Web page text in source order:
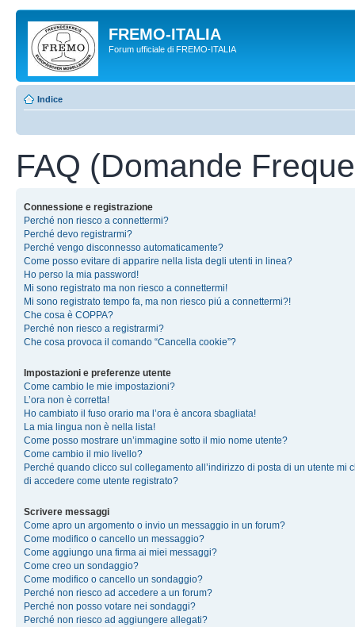
FREMO-ITALIA
Forum ufficiale di FREMO-ITALIA
Indice
FAQ (Domande
Connessione e registrazione
Perché non riesco a connettermi?
Perché devo registrarmi?
Perché vengo disconnesso automaticamente?
Come posso evitare di apparire nella lista degli utenti in linea?
Ho perso la mia password!
Mi sono registrato ma non riesco a connettermi!
Mi sono registrato tempo fa, ma non riesco piú a connettermi?!
Che cosa è COPPA?
Perché non riesco a registrarmi?
Che cosa provoca il comando “Cancella cookie”?
Impostazioni e preferenze utente
Come cambio le mie impostazioni?
L’ora non è corretta!
Ho cambiato il fuso orario ma l’ora è ancora sbagliata!
La mia lingua non è nella lista!
Come posso mostrare un’immagine sotto il mio nome utente?
Come cambio il mio livello?
Perché quando clicco sul collegamento all’indirizzo di posta di un utente mi
di accedere come utente registrato?
Scrivere messaggi
Come apro un argomento o invio un messaggio in un forum?
Come modifico o cancello un messaggio?
Come aggiungo una firma ai miei messaggi?
Come creo un sondaggio?
Come modifico o cancello un sondaggio?
Perché non riesco ad accedere a un forum?
Perché non posso votare nei sondaggi?
Perché non riesco ad aggiungere allegati?